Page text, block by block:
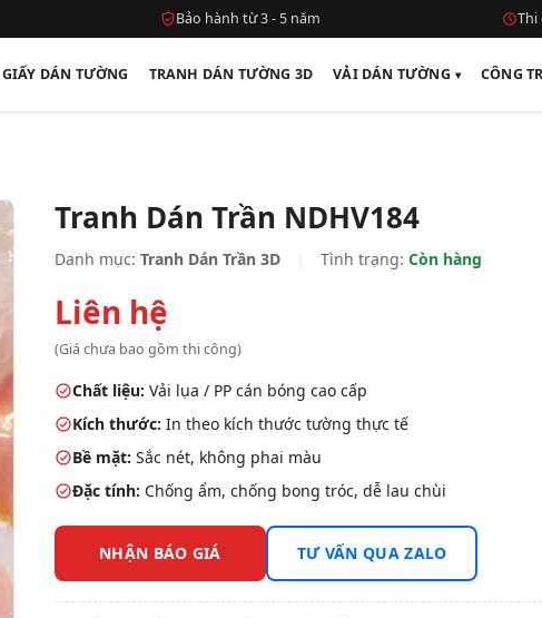
Bảo hành từ 3 - 5 năm Thi
GIẤY DÁN TƯỜNG TRANH DÁN TƯỜNG 3D VẢI DÁN TƯỜNG CÔNG
Tranh Dán Trần NDHV184
Danh mục: Tranh Dán Trần 3D Tình trạng: Còn hàng
Liên hệ
(Giá chưa bao gồm thi công)
Chất liệu: Vải lụa / PP cán bóng cao cấp
Kích thước: In theo kích thước tường thực tế
Bề mặt: Sắc nét, không phai màu
Đặc tính: Chống ẩm, chống bong tróc, dễ lau chùi
NHẬN BÁO GIÁ TƯ VẤN QUA ZALO